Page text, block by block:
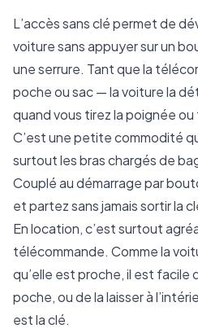
L’accès sans clé permet de
voiture sans appuyer sur un
une serrure. Tant que la
poche ou sac — la voiture la
quand vous tirez la poignée
C’est une petite commodité
surtout les bras chargés de
Couplé au démarrage par
et partez sans jamais sortir la
En location, c’est surtout
télécommande. Comme la
qu’elle est proche, il est facile
poche, ou de la laisser à
est la clé.